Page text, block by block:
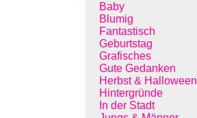
Baby
Blumig
Fantastisch
Geburtstag
Grafisches
Gute Gedanken
Herbst & Halloween
Hintergründe
In der Stadt